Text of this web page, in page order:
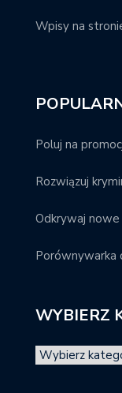
Wpisy na
Poluj na
Rozwiązuj
Odkrywaj
Porównywarka
WYBIERZ